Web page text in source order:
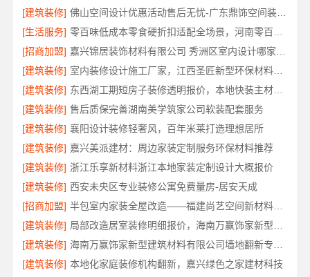
[建筑装修]
佛山空间设计优惠活动售后无忧-广东鼎饰空间装饰工程有限公司
[生活服务]
[招商加盟]
[建筑装修]
室内装修设计施工厂家，江西圣匠新型环保材料有限公司专业高效
[建筑装修]
东西湖工期短房子装修透明报价，本地快装主材源头直供
[建筑装修] 售后质保完善湖南美学筑家公司软装配套服务
[建筑装修] 襄阳设计装修轻奢风，百年米莱打造理想居所
[建筑装修] 嘉兴美派建材：周边家装定制服务环保材料推荐
[建筑装修] 浙江乐享新材料浙江本地家装定制设计大概报价
[建筑装修] 西安未央区专业装修公寓免费量房-居安天成
[招商加盟]
半包室内家装全屋改造——福建尚艺空间新材料科技有限公司
[建筑装修]
[建筑装修]
[建筑装修] 本地化家庭装修机构翻新，嘉兴绿色之家建材科技